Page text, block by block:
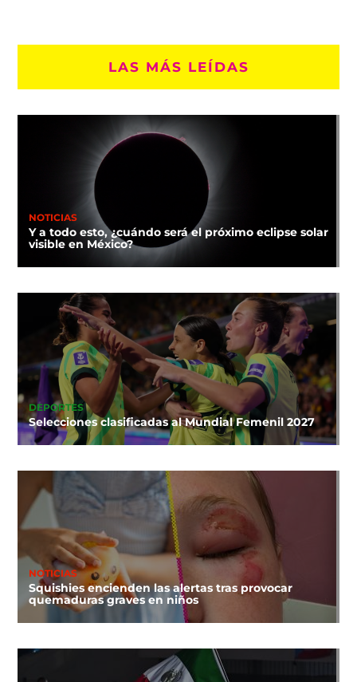
LAS MÁS LEÍDAS
NOTICIAS
Y a todo esto, ¿cuándo será el próximo eclipse solar
visible en México?
DEPORTES
Selecciones clasificadas al Mundial Femenil 2027
NOTICIAS
Squishies encienden las alertas tras provocar
quemaduras graves en niños